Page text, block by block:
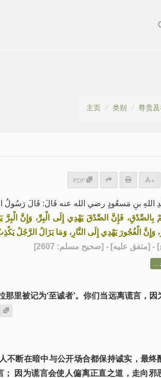
主页 类别 尊贵
PDF +
اللهِ بنِ مَسعُودٍ رضي الله عنه قَالَ: قَالَ رَسُولُ
بِالصِّدْقِ، فَإِنَّ الصِّدْقَ يَهْدِي إِلَى الْبِرِّ، وَإِنَّ
وَإِنَّ الْفُجُورَ يَهْدِي إِلَى النَّارِ، وَمَا يَزَالُ الرَّجُلُ
] - [متفق عليه] - [صحيح مسلم: 2607]
...
里被记为‘至诚者’。你们当远离谎言，因
不断在暗中与公开场合都保持诚实，最终
因为谎言会使人偏离正直之道，走向邪